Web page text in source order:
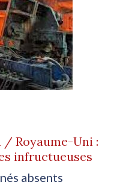
/ Royaume-Uni :
infructueuses
absents